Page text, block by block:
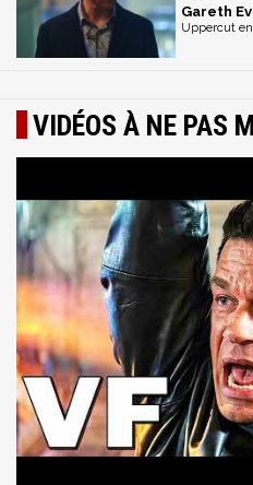
Gareth
Uppercut
VIDÉOS À NE PAS